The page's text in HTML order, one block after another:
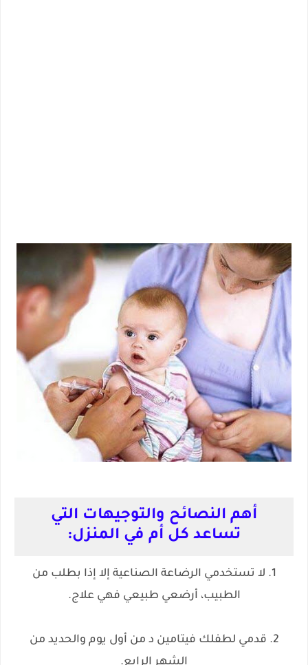
أهم النصائح والتوجيهات التي
تساعد كل أم في المنزل:
1. لا تستخدمي الرضاعة الصناعية إلا إذا بطلب من
الطبيب، أرضعي طبيعي فهي علاج.
2. قدمي لطفلك فيتامين د من أول يوم والحديد من
الشهر الرابع.